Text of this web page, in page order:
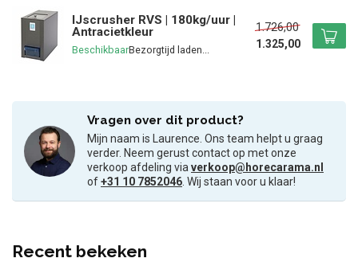
IJscrusher RVS | 180kg/uur |
Antracietkleur
Beschikbaar
1.726,00
1.325,00
Vragen over dit product?
Mijn naam is Laurence. Ons team helpt u graag
verder. Neem gerust contact op met onze
verkoop afdeling viaverkoop@horecarama.nl
of+31 10 7852046. Wij staan voor u klaar!
Recent bekeken